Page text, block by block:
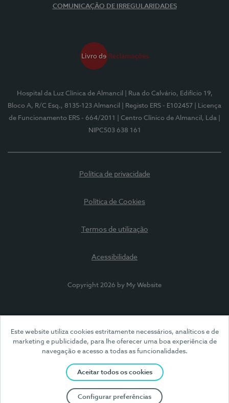
Este website utiliza cookies estritamente necessários, analíticos e de
marketing e publicidade, para lhe oferecer uma boa experiência de
navegação e acesso a todas as funcionalidades.
Aceitar todos os cookies
Configurar preferências
COMUNICAÇÃO DE IRREGULARIDADES
Hospital da Luz Clínica de Almancil
| Rua do Calvário, Edifício 19,
Bloco A, R/C Esq., 8135-123 Almancil
| Registo ERS - E102457
| Licença
de Funcionamento ERS - 664/2011
| Centro Clínico de Almancil, Lda
NIPC503 638 161
Política de privacidade
Política de Cookies
Termos de utilização
Acessibilidade
Copyright 2026 by My Website